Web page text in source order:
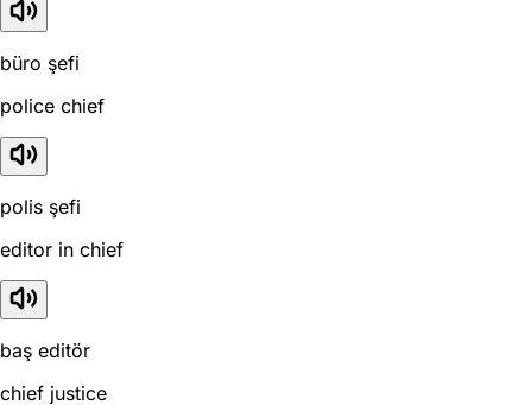
büro şefi
police chief
polis şefi
editor in chief
baş editör
chief justice